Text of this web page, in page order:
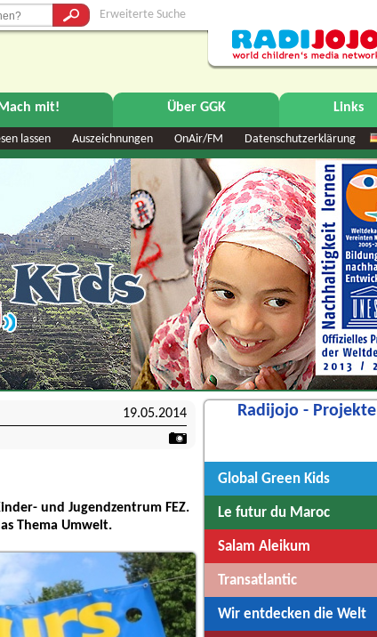
Erweiterte Suche
Mach mit! Über GGK Links
lassen Auszeichnungen OnAir/FM Datenschutzerklärung
19.05.2014
und Jugendzentrum FEZ.
Thema Umwelt.
Radijojo - Projekte
Global Green Kids
Le futur du Maroc
Salam Aleikum
Transatlantic
Wir entdecken die Welt